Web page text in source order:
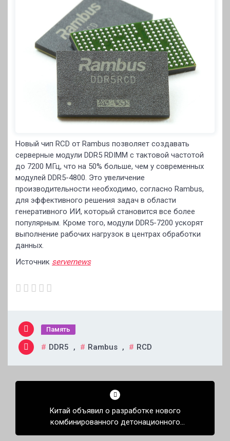
Новый чип RCD от Rambus позволяет создавать
серверные модули DDR5 RDIMM с тактовой частотой
до 7200 МГц, что на 50% больше, чем у современных
модулей DDR5-4800. Это увеличение
производительности необходимо, согласно Rambus,
для эффективного решения задач в области
генеративного ИИ, который становится все более
популярным. Кроме того, модули DDR5-7200 ускорят
выполнение рабочих нагрузок в центрах обработки
данных.
Источник servernews
Память
DDR5 , Rambus , RCD
Навигация
записямКитай объявил о разработке нового
комбинированного детонационного
ротационного двигателя